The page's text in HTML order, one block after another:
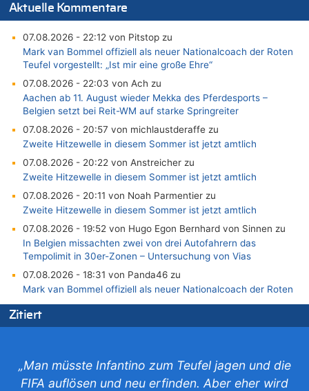
Aktuelle Kommentare
07.08.2026 - 22:12 von Pitstop zu
Mark van Bommel offiziell als neuer Nationalcoach der Roten
Teufel vorgestellt: „Ist mir eine große Ehre“
07.08.2026 - 22:03 von Ach zu
Aachen ab 11. August wieder Mekka des Pferdesports –
Belgien setzt bei Reit-WM auf starke Springreiter
07.08.2026 - 20:57 von michlaustderaffe zu
Zweite Hitzewelle in diesem Sommer ist jetzt amtlich
07.08.2026 - 20:22 von Anstreicher zu
Zweite Hitzewelle in diesem Sommer ist jetzt amtlich
07.08.2026 - 20:11 von Noah Parmentier zu
Zweite Hitzewelle in diesem Sommer ist jetzt amtlich
07.08.2026 - 19:52 von Hugo Egon Bernhard von Sinnen zu
In Belgien missachten zwei von drei Autofahrern das
Tempolimit in 30er-Zonen – Untersuchung von Vias
07.08.2026 - 18:31 von Panda46 zu
Mark van Bommel offiziell als neuer Nationalcoach der Roten
Teufel vorgestellt: „Ist mir eine große Ehre“
07.08.2026 - 17:56 von Mungo zu
AS Eupen: „Keiner weiß, wohin die Reise geht…“
07.08.2026 - 16:38 von Joseph Meyer zu
Zitiert
„Man müsste Infantino zum Teufel jagen und die
FIFA auflösen und neu erfinden. Aber eher wird